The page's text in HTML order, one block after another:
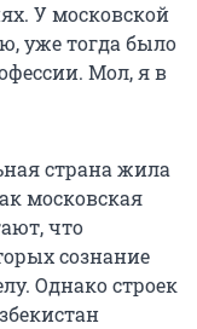
У московской
уже тогда было
Мол, я в
страна жила
московская
что
сознание
Однако строек